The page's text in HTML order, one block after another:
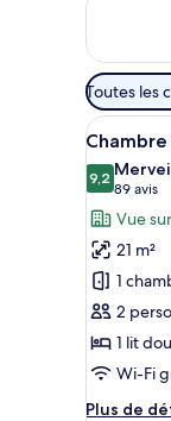
Filtres
pour
les
chambres
Toutes les
Afficher
toutes
les
photos
pour
ce
type
de
Double
16
9,29,2 sur 10
89 avis
(89 avis)
Vue
21 m²
1
2
1 lit
Wi-Fi
Plus de
Plus